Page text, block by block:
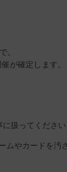
。
が確定します。
に扱ってくださ
ムやカードを